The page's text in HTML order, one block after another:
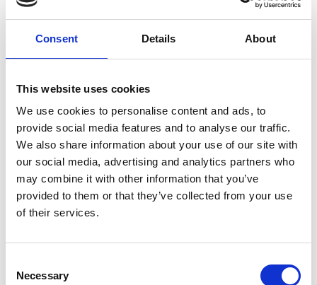
Consent Details About
This website uses cookies
We use cookies to personalise content and ads, to
provide social media features and to analyse our traffic.
We also share information about your use of our site with
our social media, advertising and analytics partners who
may combine it with other information that you’ve
provided to them or that they’ve collected from your use
of their services.
Selection
Necessary
Beteckning 602025